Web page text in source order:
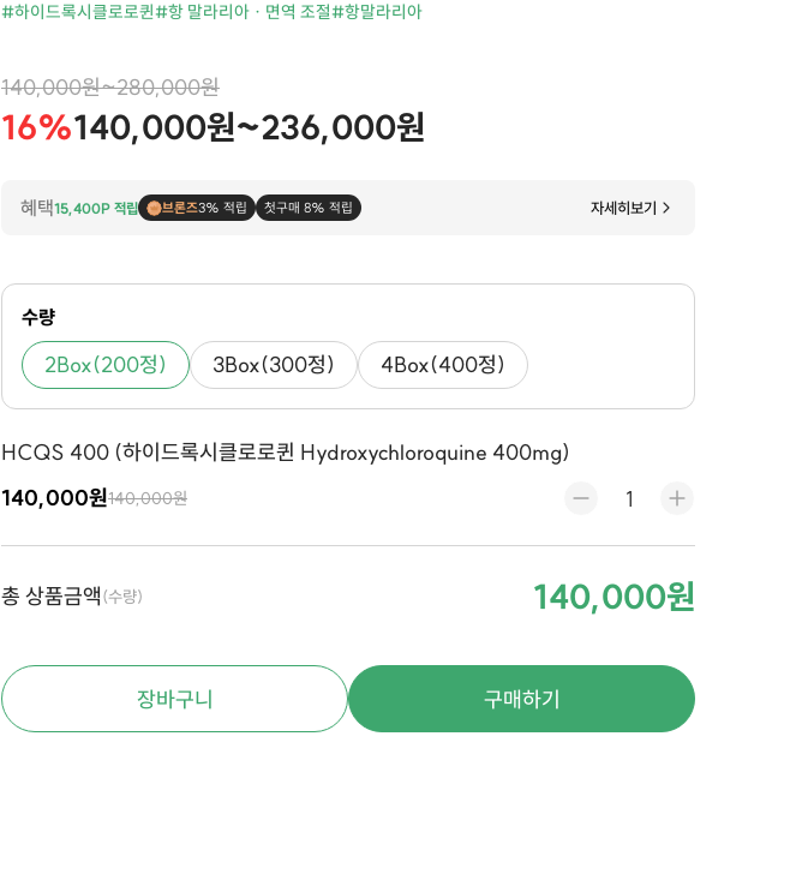
#하이드록시클로로퀸#항 말라리아 · 면역 조절#항말라리아
140,000원~280,000원
16%140,000원~236,000원
혜택15,400P 적립 브론즈3% 적립 첫구매 8% 적립 자세히보기
수량
2Box(200정) 3Box(300정) 4Box(400정)
HCQS 400 (하이드록시클로로퀸 Hydroxychloroquine 400mg)
140,000원140,000원
총 상품금액(수량) 140,000원
장바구니 구매하기